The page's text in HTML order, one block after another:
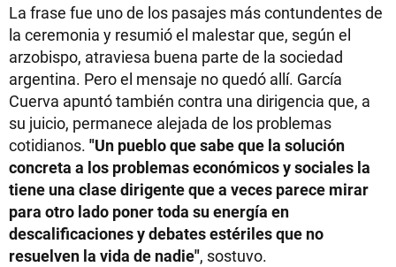
La frase fue uno de los pasajes más contundentes de
la ceremonia y resumió el malestar que, según el
arzobispo, atraviesa buena parte de la sociedad
argentina. Pero el mensaje no quedó allí. García
Cuerva apuntó también contra una dirigencia que, a
su juicio, permanece alejada de los problemas
cotidianos. "Un pueblo que sabe que la solución
concreta a los problemas económicos y sociales la
tiene una clase dirigente que a veces parece mirar
para otro lado poner toda su energía en
descalificaciones y debates estériles que no
resuelven la vida de nadie", sostuvo.